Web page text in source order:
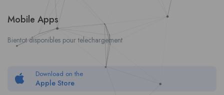
Mobile Apps
Bientot disponibles pour telechargement
Download on the
Apple Store